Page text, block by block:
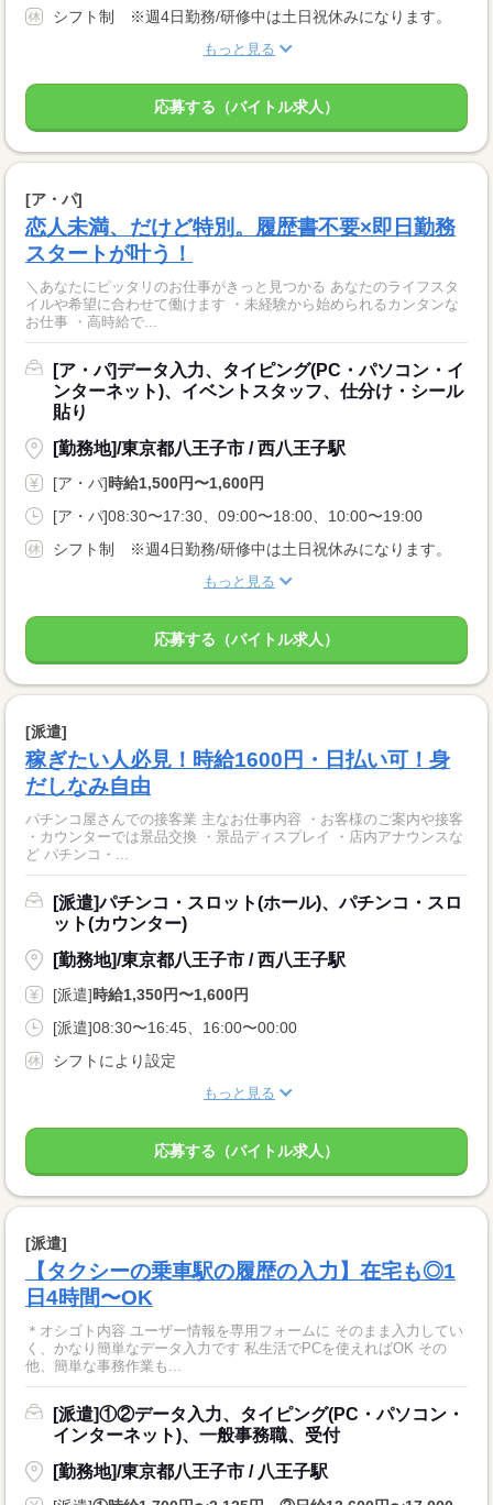
シフト制 ※週4日勤務/研修中は土日祝休みになります。
もっと見る
応募する（バイトル求人）
[ア・パ]
恋人未満、だけど特別。履歴書不要×即日勤務
スタートが叶う！
＼あなたにピッタリのお仕事がきっと見つかる あなたのライフスタ
イルや希望に合わせて働けます ・未経験から始められるカンタンな
お仕事 ・高時給で...
[ア・パ]データ入力、タイピング(PC・パソコン・イ
ンターネット)、イベントスタッフ、仕分け・シール
貼り
[勤務地]/東京都八王子市 / 西八王子駅
[ア・パ]時給1,500円〜1,600円
[ア・パ]08:30〜17:30、09:00〜18:00、10:00〜19:00
シフト制 ※週4日勤務/研修中は土日祝休みになります。
もっと見る
応募する（バイトル求人）
[派遣]
稼ぎたい人必見！時給1600円・日払い可！身
だしなみ自由
パチンコ屋さんでの接客業 主なお仕事内容 ・お客様のご案内や接客
・カウンターでは景品交換 ・景品ディスプレイ ・店内アナウンスな
ど パチンコ・...
[派遣]パチンコ・スロット(ホール)、パチンコ・スロ
ット(カウンター)
[勤務地]/東京都八王子市 / 西八王子駅
[派遣]時給1,350円〜1,600円
[派遣]08:30〜16:45、16:00〜00:00
シフトにより設定
もっと見る
応募する（バイトル求人）
[派遣]
【タクシーの乗車駅の履歴の入力】在宅も◎1
日4時間〜OK
＊オシゴト内容 ユーザー情報を専用フォームに そのまま入力してい
く、かなり簡単なデータ入力です 私生活でPCを使えればOK その
他、簡単な事務作業も...
[派遣]①②データ入力、タイピング(PC・パソコン・
インターネット)、一般事務職、受付
[勤務地]/東京都八王子市 / 八王子駅